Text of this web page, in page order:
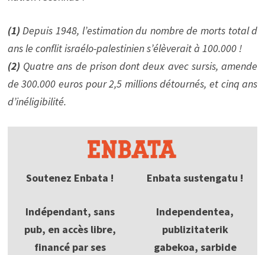
(1) Depuis 1948, l’estimation du nombre de morts total d
ans le conflit israélo-palestinien s’élèverait à 100.000 !
(2) Quatre ans de prison dont deux avec sursis, amende
de 300.000 euros pour 2,5 millions détournés, et cinq ans
d’inéligibilité.
Soutenez Enbata !
Indépendant, sans
pub, en accès libre,
financé par ses
Enbata sustengatu !
Independentea,
publizitaterik
gabekoa, sarbide